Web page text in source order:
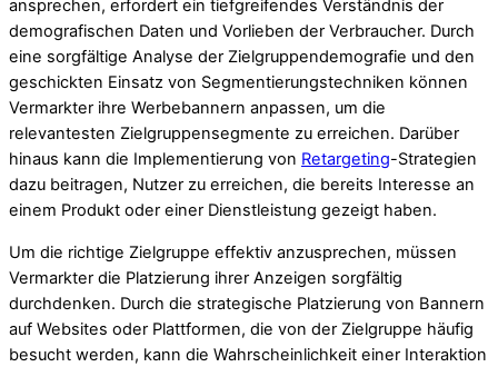
ansprechen, erfordert ein tiefgreifendes Verständnis der
demografischen Daten und Vorlieben der Verbraucher. Durch
eine sorgfältige Analyse der Zielgruppendemografie und den
geschickten Einsatz von Segmentierungstechniken können
Vermarkter ihre Werbebannern anpassen, um die
relevantesten Zielgruppensegmente zu erreichen. Darüber
hinaus kann die Implementierung von Retargeting-Strategien
dazu beitragen, Nutzer zu erreichen, die bereits Interesse an
einem Produkt oder einer Dienstleistung gezeigt haben.
Um die richtige Zielgruppe effektiv anzusprechen, müssen
Vermarkter die Platzierung ihrer Anzeigen sorgfältig
durchdenken. Durch die strategische Platzierung von Bannern
auf Websites oder Plattformen, die von der Zielgruppe häufig
besucht werden, kann die Wahrscheinlichkeit einer Interaktion